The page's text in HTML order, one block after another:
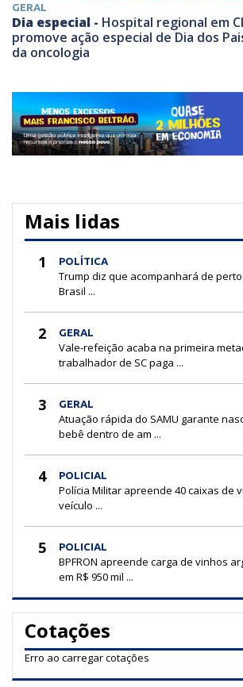
GERAL
Dia especial - Hospital regional em
promove ação especial de Dia dos
da oncologia
Mais lidas
1 POLÍTICA
Trump diz que acompanhará de
Brasil ...
2 GERAL
Vale-refeição acaba na primeira
trabalhador de SC paga ...
3 GERAL
Atuação rápida do SAMU garante
bebê dentro de am ...
4 POLICIAL
Polícia Militar apreende 40 caixas de
veículo ...
5 POLICIAL
BPFRON apreende carga de vinhos
em R$ 950 mil ...
Cotações
Erro ao carregar cotações